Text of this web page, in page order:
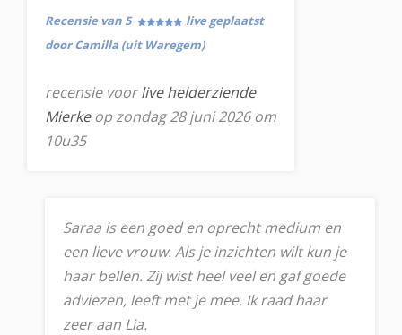
Recensie van 5
live geplaatst
door Camilla (uit Waregem)
recensie voorlive helderziende
Mierkeop zondag 28 juni 2026 om
10u35
Saraa is een goed en oprecht medium en
een lieve vrouw. Als je inzichten wilt kun je
haar bellen. Zij wist heel veel en gaf goede
adviezen, leeft met je mee. Ik raad haar
zeer aan Lia.